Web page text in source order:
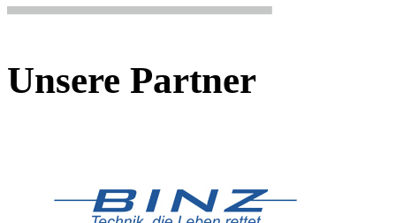
Unsere Partner